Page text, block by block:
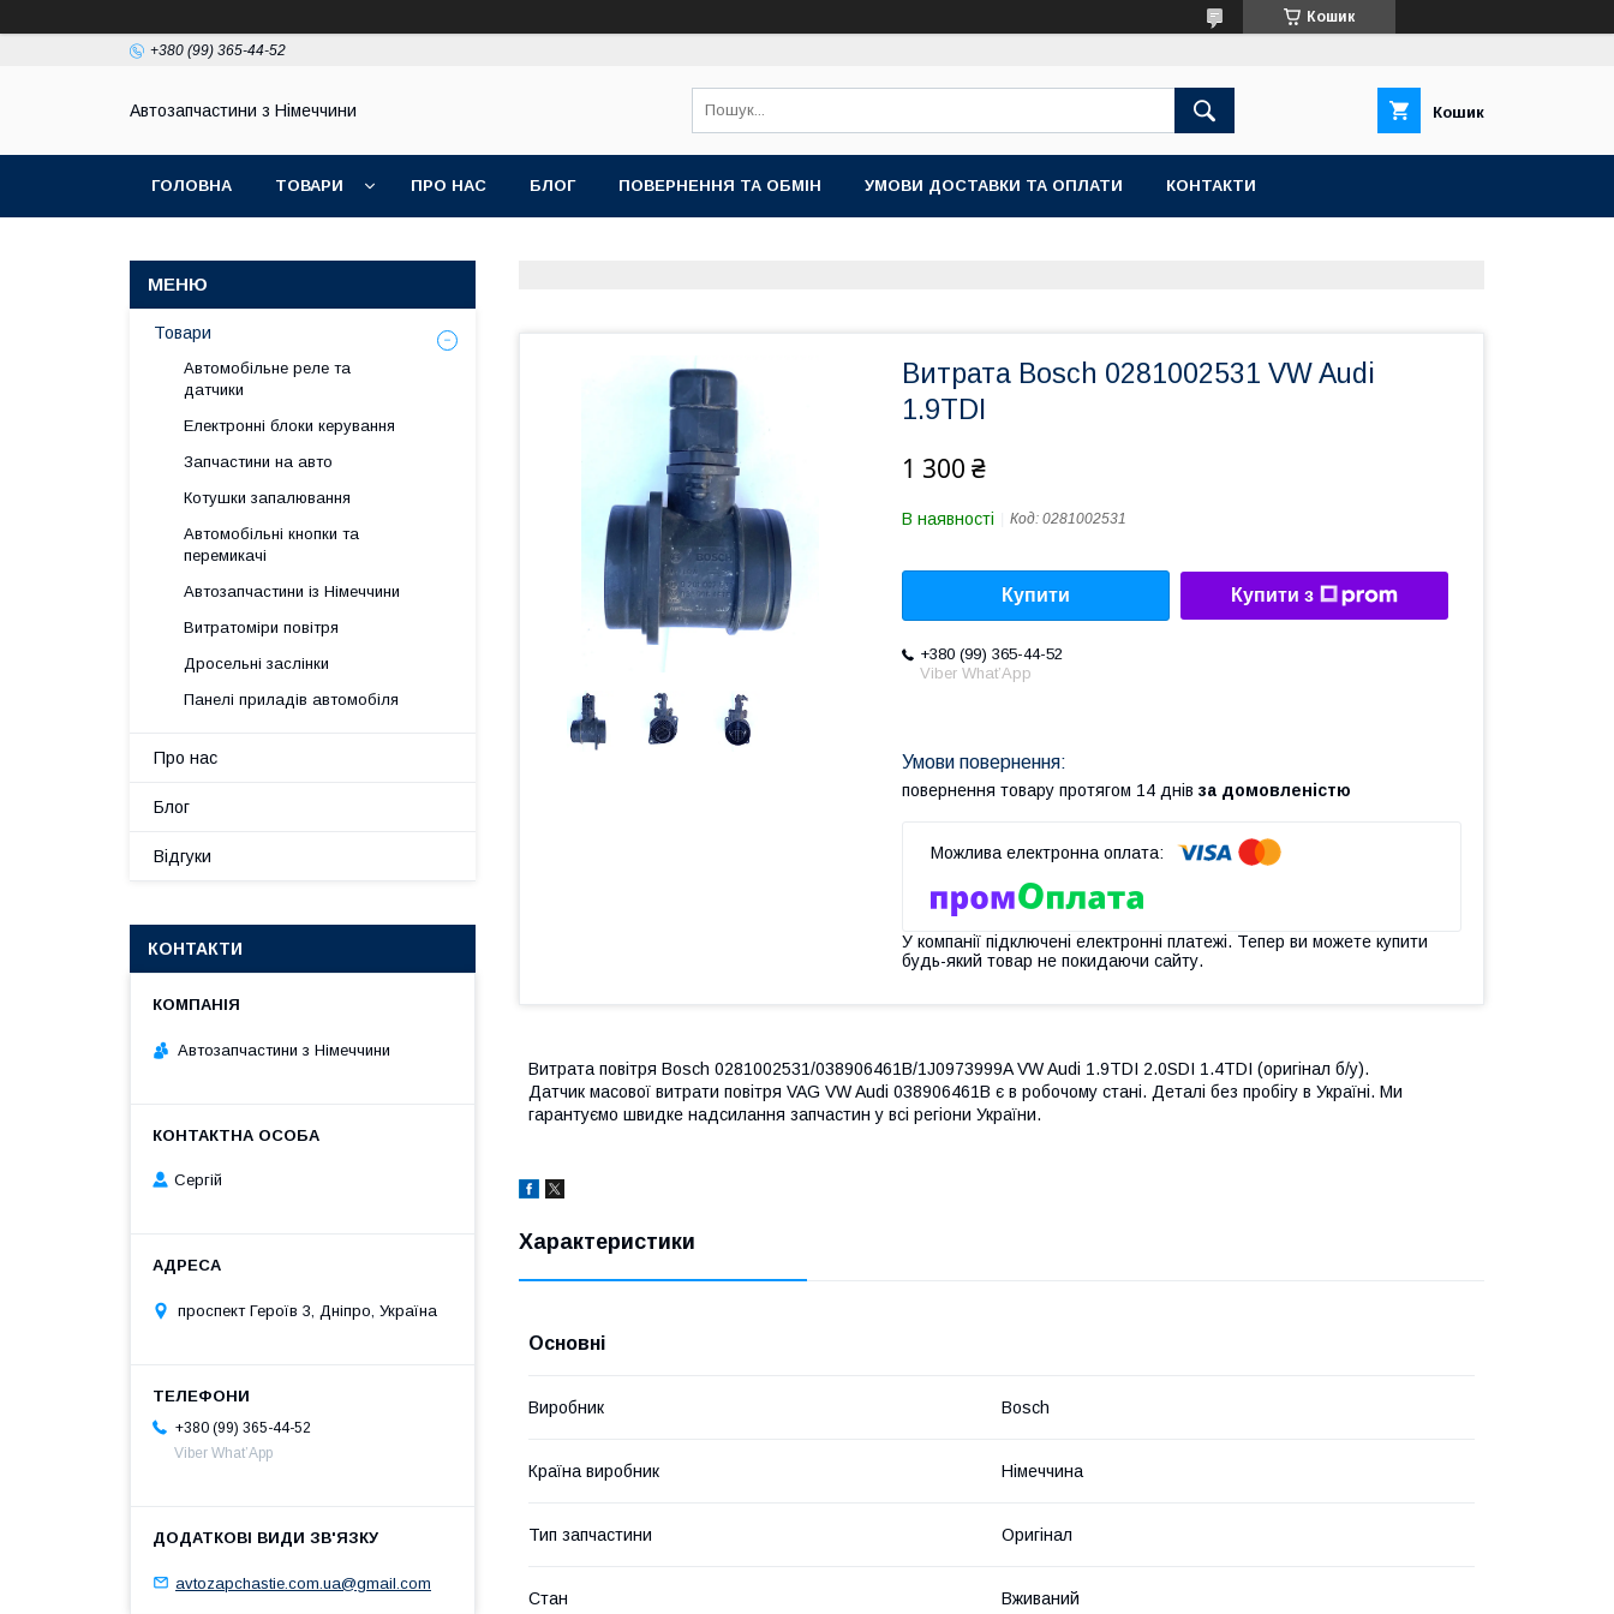
Кошик
+380 (99) 365-44-52
Автозапчастини з Німеччини Кошик
ГОЛОВНА ТОВАРИ ПРО НАС БЛОГ ПОВЕРНЕННЯ ТА ОБМІН УМОВИ ДОСТАВКИ ТА ОПЛАТИ КОНТАКТИ
Витрата Bosch 0281002531 VW Audi
1.9TDI
1 300 ₴
В наявності Код: 0281002531
Купити Купити з
+380 (99) 365-44-52
Viber What’App
повернення товару протягом 14 днів за домовленістю
У компанії підключені електронні платежі. Тепер ви можете купити
будь-який товар не покидаючи сайту.
Витрата повітря Bosch 0281002531/038906461B/1J0973999A VW Audi 1.9TDI 2.0SDI 1.4TDI (оригінал б/у).
Датчик масової витрати повітря VAG VW Audi 038906461B є в робочому стані. Деталі без пробігу в Україні. Ми
гарантуємо швидке надсилання запчастин у всі регіони України.
Характеристики
Основні
Виробник Bosch
Країна виробник Німеччина
Тип запчастини Оригінал
Стан Вживаний
Товари
Автомобільне реле та
датчики
Електронні блоки керування
Запчастини на авто
Котушки запалювання
Автомобільні кнопки та
перемикачі
Автозапчастини із Німеччини
Витратоміри повітря
Дросельні заслінки
Панелі приладів автомобіля
Про нас
Блог
Відгуки
КОНТАКТИ
Автозапчастини з Німеччини
Сергій
проспект Героїв 3, Дніпро, Україна
+380 (99) 365-44-52
Viber What’App
avtozapchastie.com.ua@gmail.com